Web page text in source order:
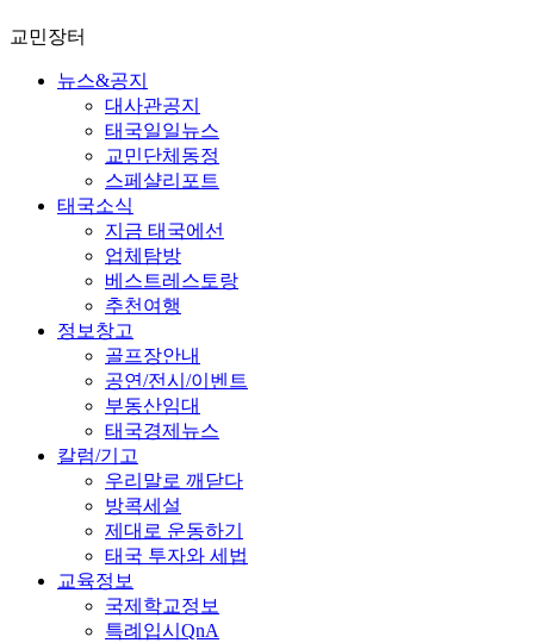
교민장터
뉴스&공지
대사관공지
태국일일뉴스
교민단체동정
스페샬리포트
태국소식
지금 태국에선
업체탐방
베스트레스토랑
추천여행
정보창고
골프장안내
공연/전시/이벤트
부동산임대
태국경제뉴스
칼럼/기고
우리말로 깨닫다
방콕세설
제대로 운동하기
태국 투자와 세법
교육정보
국제학교정보
특례입시QnA